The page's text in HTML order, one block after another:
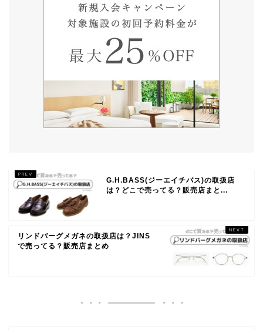
G.H.BASS(ジーエイチバス)の取扱店
は？どこで売ってる？販売店まと...
リンドバーグメガネの取扱店は？JINS
で売ってる？販売店まとめ